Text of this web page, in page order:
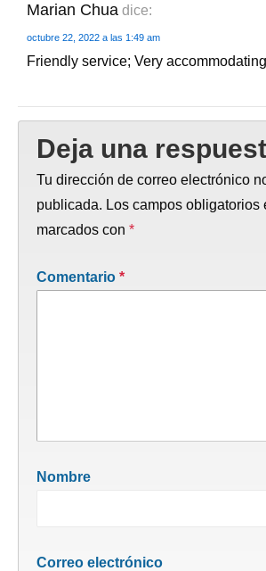
Marian Chua dice:
octubre 22, 2022 a las 1:49 am
Friendly service; Very
Deja una
Tu dirección de correo electrónico
publicada. Los campos obligatorios
marcados con *
Comentario *
Nombre
Correo electrónico